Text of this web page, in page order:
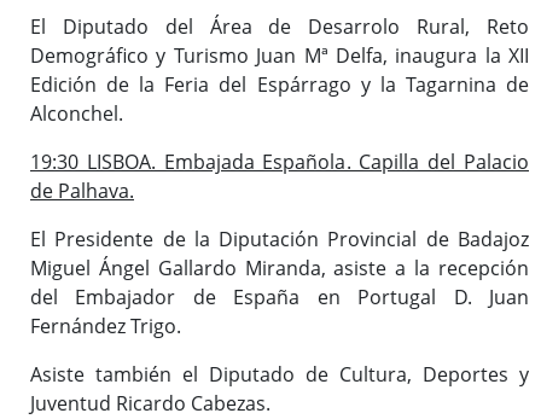
El Diputado del Área de Desarrolo Rural, Reto
Demográfico y Turismo Juan Mª Delfa, inaugura la XII
Edición de la Feria del Espárrago y la Tagarnina de
Alconchel.
19:30 LISBOA. Embajada Española. Capilla del Palacio
de Palhava.
El Presidente de la Diputación Provincial de Badajoz
Miguel Ángel Gallardo Miranda, asiste a la recepción
del Embajador de España en Portugal D. Juan
Fernández Trigo.
Asiste también el Diputado de Cultura, Deportes y
Juventud Ricardo Cabezas.